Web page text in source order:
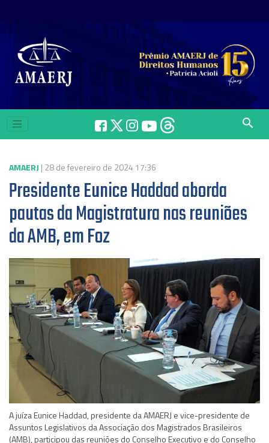
search
AMAERJ | 28 de fevereiro de 2024 17:36
Presidente Eunice Haddad aborda
pautas da Magistratura nas reuniões
da AMB, em Foz
A juíza Eunice Haddad, presidente da AMAERJ e vice-presidente de
Assuntos Legislativos da Associação dos Magistrados Brasileiros
(AMB), participou das reuniões do Conselho Executivo e do Conselho